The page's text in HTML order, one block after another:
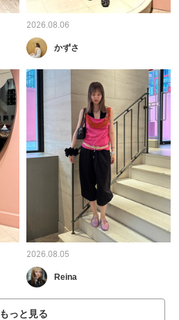
2026.08.06
かずさ
2026.08.05
Reina
もっと見る